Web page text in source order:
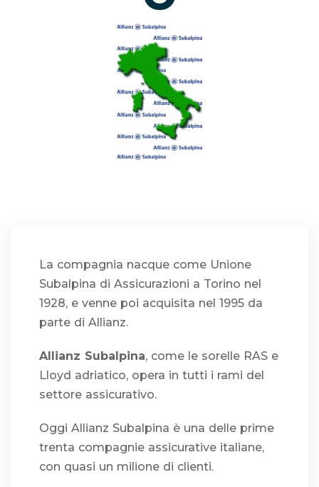
La compagnia nacque come Unione
Subalpina di Assicurazioni a Torino nel
1928, e venne poi acquisita nel 1995 da
parte di Allianz.
Allianz Subalpina, come le sorelle RAS e
Lloyd adriatico, opera in tutti i rami del
settore assicurativo.
Oggi Allianz Subalpina è una delle prime
trenta compagnie assicurative italiane,
con quasi un milione di clienti.